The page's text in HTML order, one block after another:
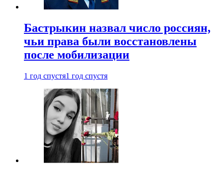
Бастрыкин назвал число россиян,
чьи права были восстановлены
после мобилизации
1 год спустя1 год спустя